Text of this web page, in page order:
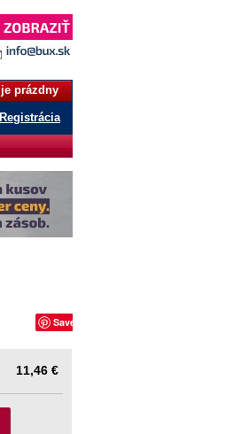
je prázdny
Registrácia
Save
11,46 €